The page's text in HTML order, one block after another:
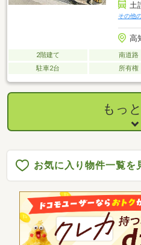
土
その他
高
2階建て 南道路
駐車2台
所有権
もっ
お気に入り物件一覧を